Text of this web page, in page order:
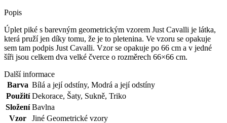
Popis
Úplet piké s barevným geometrickým vzorem Just Cavalli je látka,
která pruží jen díky tomu, že je to pletenina. Ve vzoru se opakuje
sem tam podpis Just Cavalli. Vzor se opakuje po 66 cm a v jedné
šíři jsou celkem dva velké čverce o rozměrech 66×66 cm.
Další informace
Barva Bílá a její odstíny, Modrá a její odstíny
Použití Dekorace, Šaty, Sukně, Triko
Složení Bavlna
Vzor
Jiné Geometrické vzory